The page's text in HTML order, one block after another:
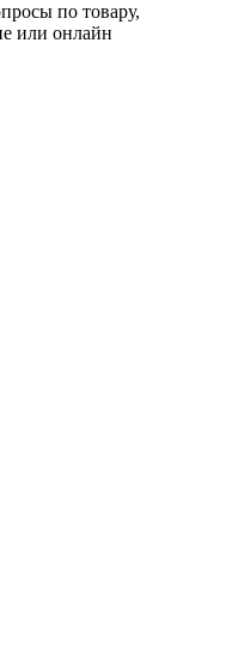
по товару,
или онлайн